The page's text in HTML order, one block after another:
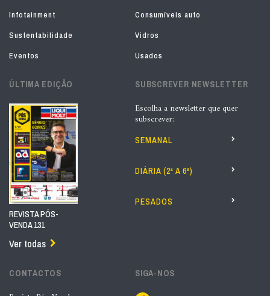
Infotainment
Consumíveis auto
Sustentabilidade
Vidros
Eventos
Usados
ÚLTIMA EDIÇÃO
REVISTA PÓS-
VENDA 131
Ver todas
SUBSCREVER NEWSLETTER
Escolha a newsletter que quer
subscrever:
SEMANAL
DIÁRIA (2ª A 6ª)
PESADOS
CONTACTOS SIGA-NOS